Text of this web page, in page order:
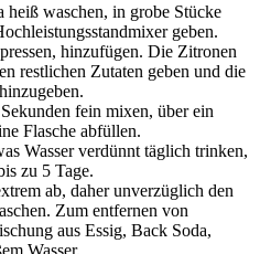
waschen, in grobe Stücke
geben.
hinzufügen. Die Zitronen
restlichen Zutaten geben und die
fein mixen, über ein
Flasche abfüllen.
Wasser verdünnt täglich trinken,
zu 5 Tage.
ab, daher unverzüglich den
Zum entfernen von
aus Essig, Back Soda,
Wasser.